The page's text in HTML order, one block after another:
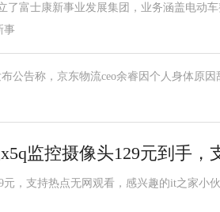
了富士康新事业发展集团，业务涵盖电动
事
公告称，京东物流ceo余睿因个人身体原
监控摄像头129元到手，
元，支持热点无网观看，感兴趣的it之家小